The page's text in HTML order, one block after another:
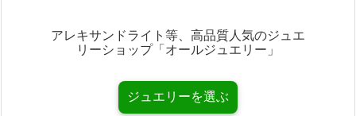
アレキサンドライト等、高品質人気のジュエ
リーショップ「オールジュエリー」
ジュエリーを選ぶ